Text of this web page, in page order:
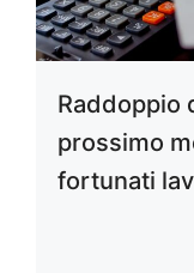
Raddoppio
prossimo
fortunati